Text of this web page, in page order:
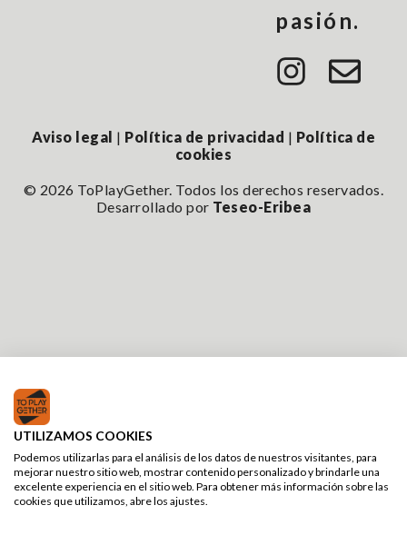
pasión.
© 2026 ToPlayGether. Todos los derechos reservados.
Desarrollado por Teseo-Eribea
Aviso legal | Política de privacidad | Política de
cookies
UTILIZAMOS COOKIES
Podemos utilizarlas para el análisis de los datos de nuestros visitantes, para
mejorar nuestro sitio web, mostrar contenido personalizado y brindarle una
excelente experiencia en el sitio web. Para obtener más información sobre las
cookies que utilizamos, abre los ajustes.